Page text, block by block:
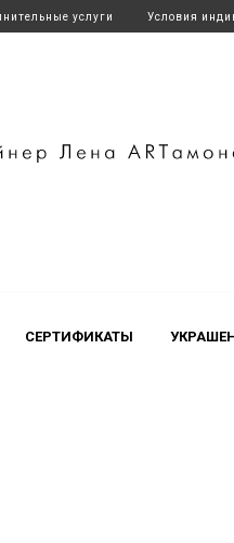
услуги Условия
СЕРТИФИКАТЫ